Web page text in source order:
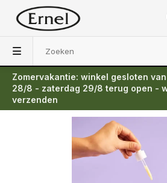
Zomervakantie: winkel gesloten
28/8 - zaterdag 29/8 terug open -
verzenden
Terug